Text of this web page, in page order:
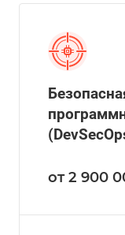
от 2 900